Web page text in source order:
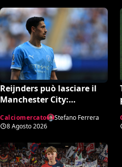
Reijnders può lasciare il
Manchester City:
pressing
Calciomercato
Stefano Ferrera
8 Agosto 2026